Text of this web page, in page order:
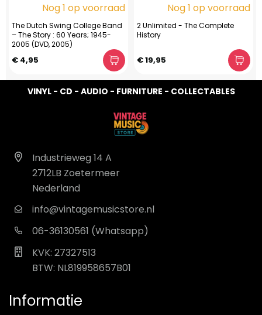
Nog 1 op voorraad
The Dutch Swing College Band
– The Story : 60 Years; 1945-
2005 (DVD, 2005)
€ 4,95
Nog 1 op voorraad
2 Unlimited - The Complete
History
€ 19,95
VINYL - CD - AUDIO - FURNITURE - COLLECTABLES
Industrieweg 14 A
2712LB Zoetermeer
Nederland
info@vintagemusicstore.nl
06-36130561 (Whatsapp)
KVK: 27327513
BTW: NL819958657B01
Informatie